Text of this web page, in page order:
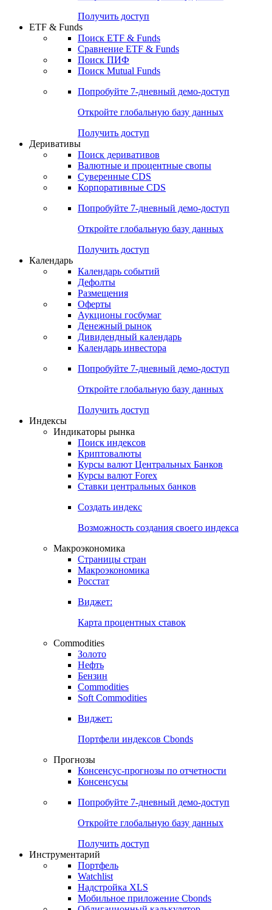
Получить доступ
ETF & Funds
Поиск ETF & Funds
Сравнение ETF & Funds
Поиск ПИФ
Поиск Mutual Funds
Попробуйте 7-дневный демо-доступ
Откройте глобальную базу данных
Получить доступ
Деривативы
Поиск деривативов
Валютные и процентные свопы
Суверенные CDS
Корпоративные CDS
Попробуйте 7-дневный демо-доступ
Откройте глобальную базу данных
Получить доступ
Календарь
Календарь событий
Дефолты
Размещения
Оферты
Аукционы госбумаг
Денежный рынок
Дивидендный календарь
Календарь инвестора
Попробуйте 7-дневный демо-доступ
Откройте глобальную базу данных
Получить доступ
Индексы
Индикаторы рынка
Поиск индексов
Криптовалюты
Курсы валют Центральных Банков
Курсы валют Forex
Ставки центральных банков
Создать индекс
Возможность создания своего индекса
Макроэкономика
Страницы стран
Макроэкономика
Росстат
Виджет:
Карта процентных ставок
Commodities
Золото
Нефть
Бензин
Commodities
Soft Commodities
Виджет:
Портфели индексов Cbonds
Прогнозы
Консенсус-прогнозы по отчетности
Консенсусы
Попробуйте 7-дневный демо-доступ
Откройте глобальную базу данных
Получить доступ
Инструментарий
Портфель
Watchlist
Надстройка XLS
Мобильное приложение Cbonds